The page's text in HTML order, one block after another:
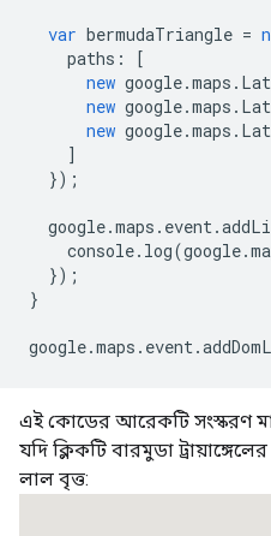
var bermudaTriangle =
paths :
[
new google.maps .
new google.maps .
new google.maps .
]
});
google.maps . event.
console. log(google.
});
}
google.maps . event.
এই কোডের আরেকটি সংস্করণ
যদি ক্লিকটি বারমুডা
লাল বৃত্ত: